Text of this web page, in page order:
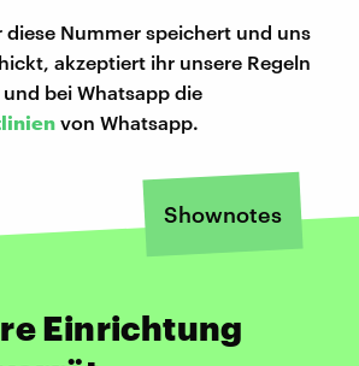
diese Nummer speichert und uns
akzeptiert ihr unsere Regeln
bei Whatsapp die
von Whatsapp.
Shownotes
Einrichtung